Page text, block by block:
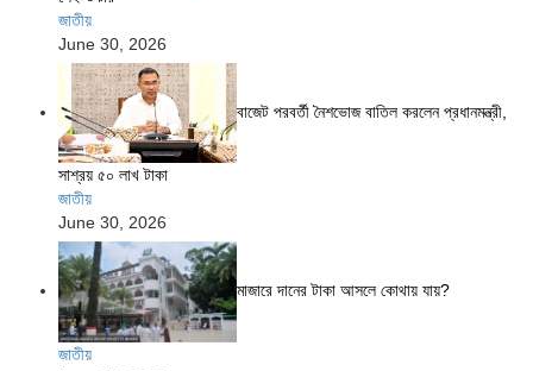
জাতীয়
June 30, 2026
বাজেট পরবর্তী নৈশভোজ বাতিল করলেন প্রধানমন্ত্রী,
সাশ্রয় ৫০ লাখ টাকা
জাতীয়
June 30, 2026
মাজারে দানের টাকা আসলে কোথায় যায়?
জাতীয়